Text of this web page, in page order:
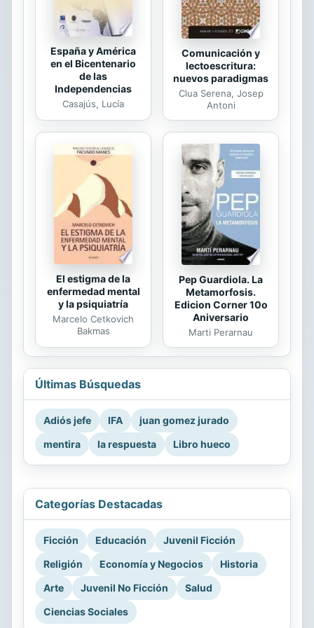
España y América
en el Bicentenario
de las
Independencias
Casajús, Lucía
Comunicación y
lectoescritura:
nuevos paradigmas
Clua Serena, Josep
Antoni
El estigma de la
enfermedad mental
y la psiquiatría
Marcelo Cetkovich
Bakmas
Pep Guardiola. La
Metamorfosis.
Edicion Corner 10o
Aniversario
Marti Perarnau
Últimas Búsquedas
Adiós jefe IFA
juan gomez jurado
mentira
la respuesta Libro hueco
Categorías Destacadas
Ficción Educación
Juvenil Ficción
Religión
Economía y Negocios
Historia
Arte
Juvenil No Ficción
Salud
Ciencias Sociales